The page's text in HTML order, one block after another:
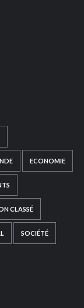
ECONOMIE
CLASSÉ
SOCIÉTÉ